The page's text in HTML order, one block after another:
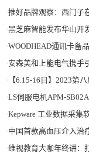
·推好品牌观察：西门子
·黑芝麻智能发布华山开
·WOODHEAD通讯卡备品备
·安森美和上能电气携手引领可持续能源应
· 【6.15-16日】2023第
·LS伺服电机APM-
·Kepware 工业数据采集
·中国首款高血压介入治
·维视教育大咖年终讲：